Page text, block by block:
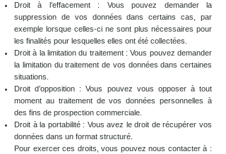
Droit à l’effacement : Vous pouvez demander la
suppression de vos données dans certains cas, par
exemple lorsque celles-ci ne sont plus nécessaires pour
les finalités pour lesquelles elles ont été collectées.
Droit à la limitation du traitement : Vous pouvez demander
la limitation du traitement de vos données dans certaines
situations.
Droit d’opposition : Vous pouvez vous opposer à tout
moment au traitement de vos données personnelles à
des fins de prospection commerciale.
Droit à la portabilité : Vous avez le droit de récupérer vos
données dans un format structuré.
Pour exercer ces droits, vous pouvez nous contacter à :